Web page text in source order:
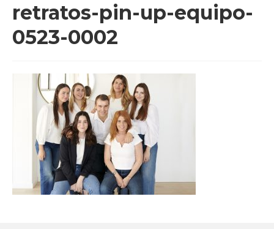
QUIÉNES SOMOS
Qué hacemos
Marketing de influencia
Equipo
CLIENTES
BLOG
CONTACTO
retratos-pin-up-equipo-
0523-0002